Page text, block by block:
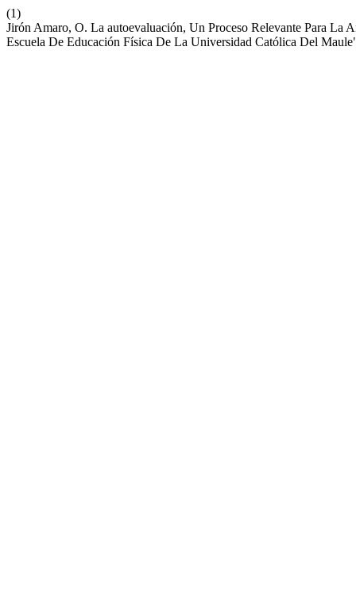
(1)
Jirón Amaro, O. La autoevaluación, Un Proceso Relevante Para La
Escuela De Educación Física De La Universidad Católica Del